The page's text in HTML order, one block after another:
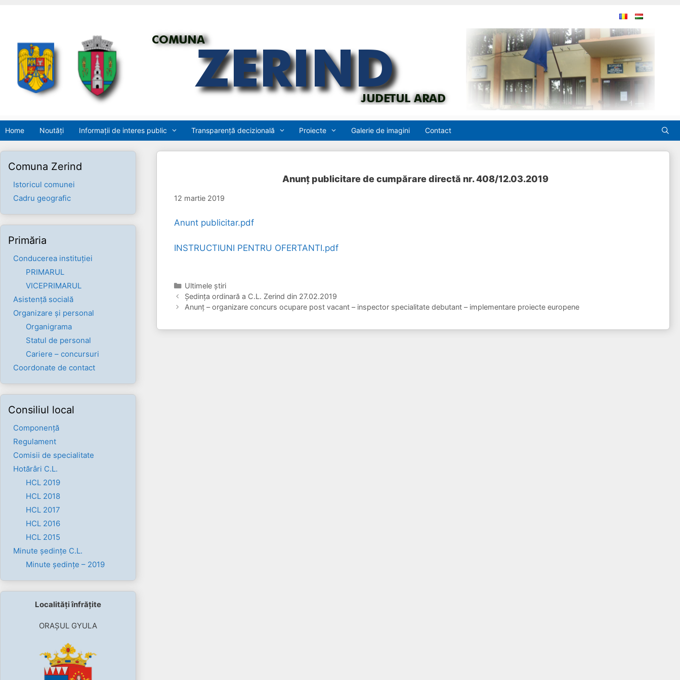
Home Noutăți Informații de interes public Transparență decizională Proiecte Galerie de imagini Contact
Anunț publicitare de cumpărare directă nr. 408/12.03.2019
12 martie 2019
Anunt publicitar.pdf
INSTRUCTIUNI PENTRU OFERTANTI.pdf
Categorii
Ultimele ştiri
Ședința ordinară a C.L. Zerind din 27.02.2019
Anunț – organizare concurs ocupare post vacant – inspector specialitate debutant – implementare proiecte europene
Comuna Zerind
Istoricul comunei
Cadru geografic
Primăria
Conducerea instituției
PRIMARUL
VICEPRIMARUL
Asistență socială
Organizare și personal
Organigrama
Statul de personal
Cariere – concursuri
Coordonate de contact
Consiliul local
Componenţă
Regulament
Comisii de specialitate
Hotărâri C.L.
HCL 2019
HCL 2018
HCL 2017
HCL 2016
HCL 2015
Minute ședințe C.L.
Minute ședințe – 2019
Localități înfrățite
ORAȘUL GYULA